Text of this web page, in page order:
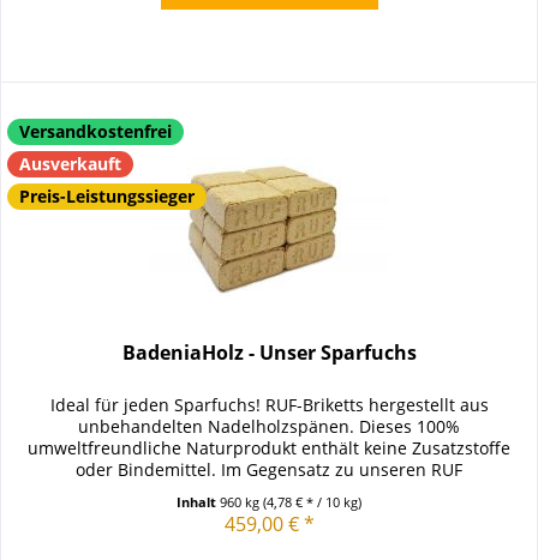
Versandkostenfrei
Ausverkauft
Preis-Leistungssieger
BadeniaHolz - Unser Sparfuchs
Ideal für jeden Sparfuchs! RUF-Briketts hergestellt aus
unbehandelten Nadelholzspänen. Dieses 100%
umweltfreundliche Naturprodukt enthält keine Zusatzstoffe
oder Bindemittel. Im Gegensatz zu unseren RUF
Inhalt960 kg(4,78 € * / 10 kg)
459,00 € *